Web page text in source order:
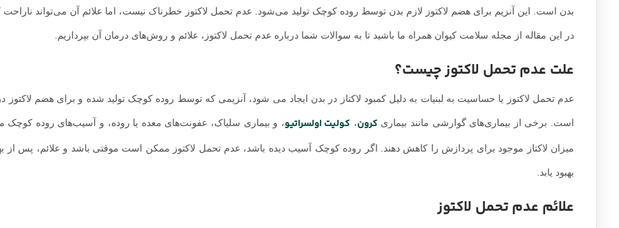
بدن است. این آنزیم برای هضم لاکتوز لازم بدن توسط روده کوچک تولید می‌شود. عدم تحمل لاکتوز خطرناک نیست، اما علائم آن می‌تواند ناراحت
در این مقاله از مجله سلامت کیوان همراه ما باشید تا به سوالات شما درباره عدم تحمل لاکتوز، علائم و روش‌های درمان آن بپردازیم.
علت عدم تحمل لاکتوز چیست؟
عدم تحمل لاکتوز یا حساسیت به لبنیات به دلیل کمبود لاکتاز در بدن ایجاد می شود، آنزیمی که توسط روده کوچک تولید شده و برای هضم لاکتوز
است. برخی از بیماری‌های گوارشی مانند بیماری کرون، کولیت اولسراتیو، و بیماری سلیاک، عفونت‌های معده یا روده، و آسیب‌های روده
میزان لاکتاز موجود برای پردازش را کاهش دهند. اگر روده کوچک آسیب دیده باشد، عدم تحمل لاکتوز ممکن است موقتی باشد و علائم، پس از
بهبود یابد.
علائم عدم تحمل لاکتوز